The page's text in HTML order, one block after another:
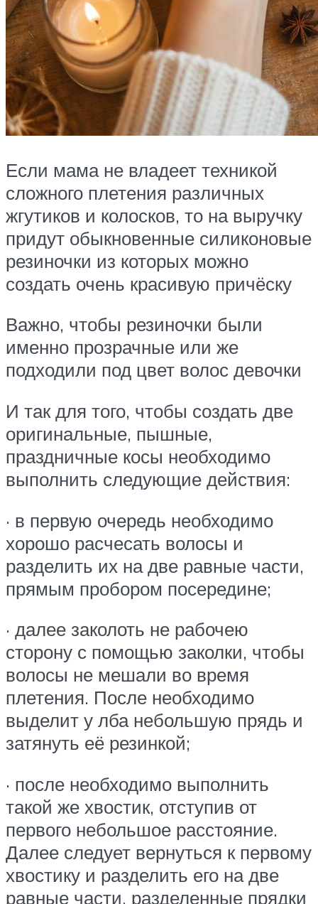
Если мама не владеет техникой
сложного плетения различных
жгутиков и колосков, то на выручку
придут обыкновенные силиконовые
резиночки из которых можно
создать очень красивую причёску
Важно, чтобы резиночки были
именно прозрачные или же
подходили под цвет волос девочки
И так для того, чтобы создать две
оригинальные, пышные,
праздничные косы необходимо
выполнить следующие действия:
· в первую очередь необходимо
хорошо расчесать волосы и
разделить их на две равные части,
прямым пробором посередине;
· далее заколоть не рабочею
сторону с помощью заколки, чтобы
волосы не мешали во время
плетения. После необходимо
выделит у лба небольшую прядь и
затянуть её резинкой;
· после необходимо выполнить
такой же хвостик, отступив от
первого небольшое расстояние.
Далее следует вернуться к первому
хвостику и разделить его на две
равные части, разделенные прядки